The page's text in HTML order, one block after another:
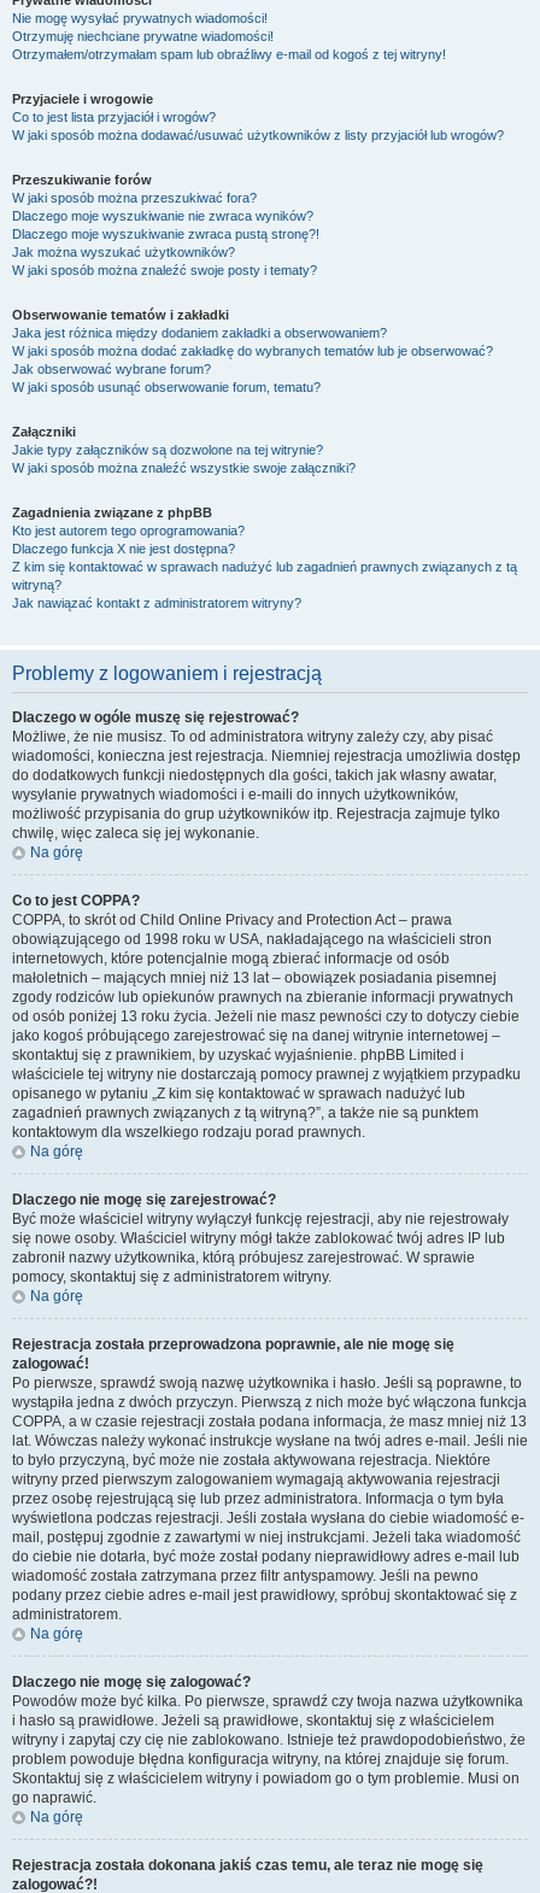
Nie mogę wysyłać prywatnych wiadomości!
Otrzymuję niechciane prywatne wiadomości!
Otrzymałem/otrzymałam spam lub obraźliwy e-mail od kogoś z tej witryny!
Przyjaciele i wrogowie
Co to jest lista przyjaciół i wrogów?
W jaki sposób można dodawać/usuwać użytkowników z listy przyjaciół lub wrogów?
Przeszukiwanie forów
W jaki sposób można przeszukiwać fora?
Dlaczego moje wyszukiwanie nie zwraca wyników?
Dlaczego moje wyszukiwanie zwraca pustą stronę?!
Jak można wyszukać użytkowników?
W jaki sposób można znaleźć swoje posty i tematy?
Obserwowanie tematów i zakładki
Jaka jest różnica między dodaniem zakładki a obserwowaniem?
W jaki sposób można dodać zakładkę do wybranych tematów lub je obserwować?
Jak obserwować wybrane forum?
W jaki sposób usunąć obserwowanie forum, tematu?
Załączniki
Jakie typy załączników są dozwolone na tej witrynie?
W jaki sposób można znaleźć wszystkie swoje załączniki?
Zagadnienia związane z phpBB
Kto jest autorem tego oprogramowania?
Dlaczego funkcja X nie jest dostępna?
Z kim się kontaktować w sprawach nadużyć lub zagadnień prawnych związanych z tą
witryną?
Jak nawiązać kontakt z administratorem witryny?
Problemy z logowaniem i rejestracją
Dlaczego w ogóle muszę się rejestrować?
Możliwe, że nie musisz. To od administratora witryny zależy czy, aby pisać
wiadomości, konieczna jest rejestracja. Niemniej rejestracja umożliwia dostęp
do dodatkowych funkcji niedostępnych dla gości, takich jak własny awatar,
wysyłanie prywatnych wiadomości i e-maili do innych użytkowników,
możliwość przypisania do grup użytkowników itp. Rejestracja zajmuje tylko
chwilę, więc zaleca się jej wykonanie.
Na górę
Co to jest COPPA?
COPPA, to skrót od Child Online Privacy and Protection Act – prawa
obowiązującego od 1998 roku w USA, nakładającego na właścicieli stron
internetowych, które potencjalnie mogą zbierać informacje od osób
małoletnich – mających mniej niż 13 lat – obowiązek posiadania pisemnej
zgody rodziców lub opiekunów prawnych na zbieranie informacji prywatnych
od osób poniżej 13 roku życia. Jeżeli nie masz pewności czy to dotyczy ciebie
jako kogoś próbującego zarejestrować się na danej witrynie internetowej –
skontaktuj się z prawnikiem, by uzyskać wyjaśnienie. phpBB Limited i
właściciele tej witryny nie dostarczają pomocy prawnej z wyjątkiem przypadku
opisanego w pytaniu „Z kim się kontaktować w sprawach nadużyć lub
zagadnień prawnych związanych z tą witryną?”, a także nie są punktem
kontaktowym dla wszelkiego rodzaju porad prawnych.
Na górę
Dlaczego nie mogę się zarejestrować?
Być może właściciel witryny wyłączył funkcję rejestracji, aby nie rejestrowały
się nowe osoby. Właściciel witryny mógł także zablokować twój adres IP lub
zabronił nazwy użytkownika, którą próbujesz zarejestrować. W sprawie
pomocy, skontaktuj się z administratorem witryny.
Na górę
Rejestracja została przeprowadzona poprawnie, ale nie mogę się
zalogować!
Po pierwsze, sprawdź swoją nazwę użytkownika i hasło. Jeśli są poprawne, to
wystąpiła jedna z dwóch przyczyn. Pierwszą z nich może być włączona funkcja
COPPA, a w czasie rejestracji została podana informacja, że masz mniej niż 13
lat. Wówczas należy wykonać instrukcje wysłane na twój adres e-mail. Jeśli nie
to było przyczyną, być może nie została aktywowana rejestracja. Niektóre
witryny przed pierwszym zalogowaniem wymagają aktywowania rejestracji
przez osobę rejestrującą się lub przez administratora. Informacja o tym była
wyświetlona podczas rejestracji. Jeśli została wysłana do ciebie wiadomość e-
mail, postępuj zgodnie z zawartymi w niej instrukcjami. Jeżeli taka wiadomość
do ciebie nie dotarła, być może został podany nieprawidłowy adres e-mail lub
wiadomość została zatrzymana przez filtr antyspamowy. Jeśli na pewno
podany przez ciebie adres e-mail jest prawidłowy, spróbuj skontaktować się z
administratorem.
Na górę
Dlaczego nie mogę się zalogować?
Powodów może być kilka. Po pierwsze, sprawdź czy twoja nazwa użytkownika
i hasło są prawidłowe. Jeżeli są prawidłowe, skontaktuj się z właścicielem
witryny i zapytaj czy cię nie zablokowano. Istnieje też prawdopodobieństwo, że
problem powoduje błędna konfiguracja witryny, na której znajduje się forum.
Skontaktuj się z właścicielem witryny i powiadom go o tym problemie. Musi on
go naprawić.
Na górę
Rejestracja została dokonana jakiś czas temu, ale teraz nie mogę się
zalogować?!